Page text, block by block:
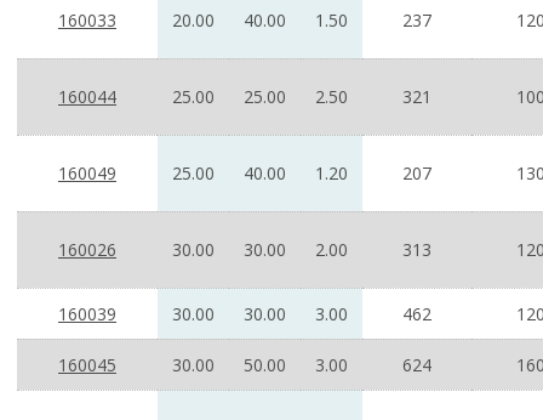
160033 20.00 40.00 1.50 237
160044 25.00 25.00 2.50 321
160049 25.00 40.00 1.20 207
160026 30.00 30.00 2.00 313
160039 30.00 30.00 3.00 462
160045 30.00 50.00 3.00 624